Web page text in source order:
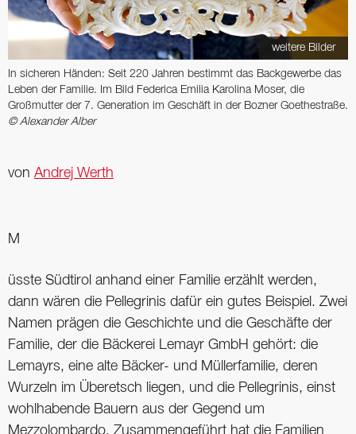
weitere Bilder
In sicheren Händen: Seit 220 Jahren bestimmt das Back­gewerbe das
Leben der Familie. Im Bild Federica Emilia Karolina Moser, die
Großmutter der 7. Generation im Geschäft in der Bozner Goethestraße.
© Alexander Alber
von Andrej Werth
M
üsste Südtirol anhand einer Familie erzählt werden,
dann wären die Pellegrinis dafür ein gutes Beispiel. Zwei
Namen prägen die Geschichte und die Geschäfte der
Familie, der die Bäckerei Lemayr GmbH gehört: die
Lemayrs, eine alte Bäcker- und Müllerfamilie, deren
Wurzeln im Überetsch liegen, und die Pellegrinis, einst
wohlhabende Bauern aus der Gegend um
Mezzolombardo. Zusammengeführt hat die Familien